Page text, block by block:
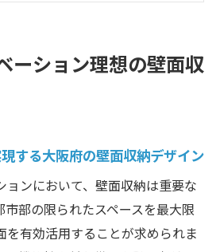
空間でも可能な壁面収納活用
ンで実現する壁面収納のカス
実現する大阪府の壁面収納活
創る大阪府の快適なリビングス
ーション理想の壁面収
する大阪府の壁面収納デザイン
ョンにおいて、壁面収納は重要な
部の限られたスペースを最大限
を有効活用することが求められま